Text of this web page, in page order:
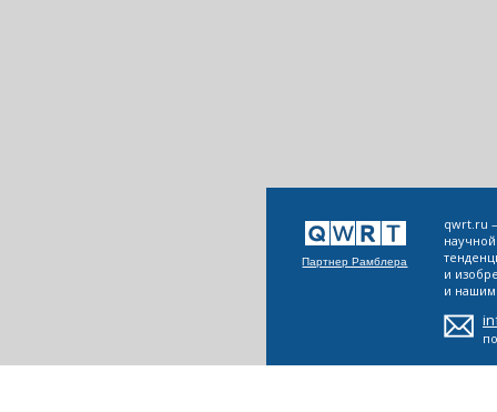
Партнер Рамблера
qwrt.ru
и
и нашим